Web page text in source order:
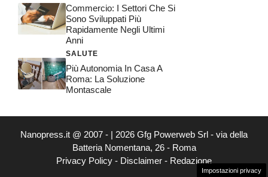
Commercio: I Settori Che Si
Sono Sviluppati Più
Rapidamente Negli Ultimi
Anni
SALUTE
Più Autonomia In Casa A
Roma: La Soluzione
Montascale
Nanopress.it @ 2007 - | 2026 Gfg Powerweb Srl - via della
Batteria Nomentana, 26 - Roma
Privacy Policy - Disclaimer - Redazione
Impostazioni privacy